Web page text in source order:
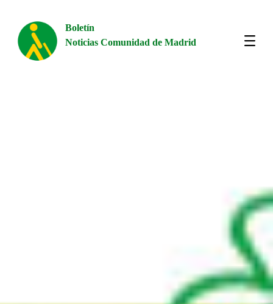
Boletín
Noticias Comunidad de Madrid